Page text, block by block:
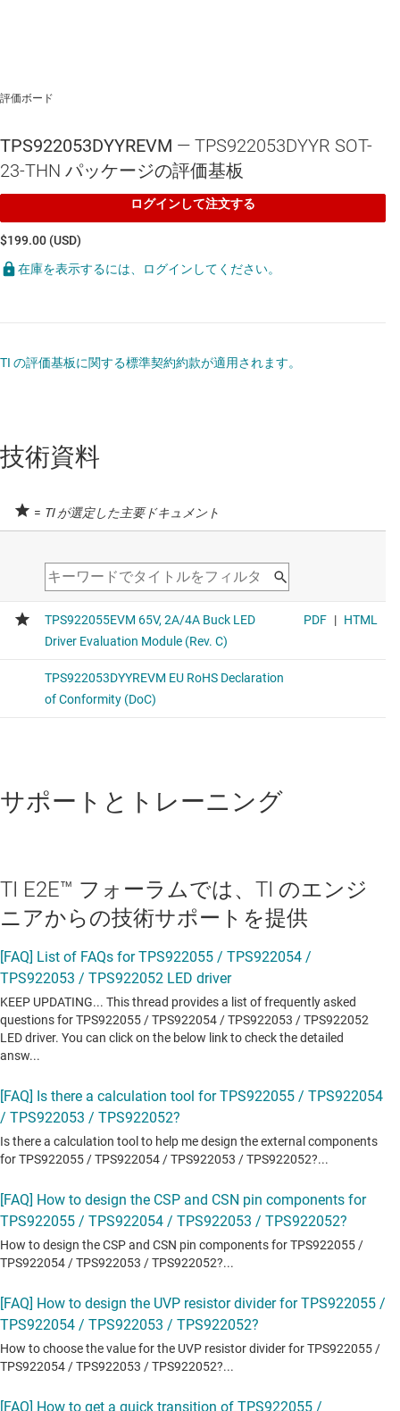
載、65V、4A 降圧 LED ドライバ
評価ボード
TPS922053DYYREVM — TPS922053DYYR SOT-
23-THN パッケージの評価基板
ログインして注文する
$199.00 (USD)
在庫を表示するには、ログインしてください。
TI の評価基板に関する標準契約約款が適用されます。
技術資料
= TI が選定した主要ドキュメント
サポートとトレーニング
TI E2E™ フォーラムでは、TI のエンジ
ニアからの技術サポートを提供